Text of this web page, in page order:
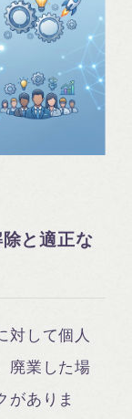
除と適正な
対して個人
廃業した場
がありま